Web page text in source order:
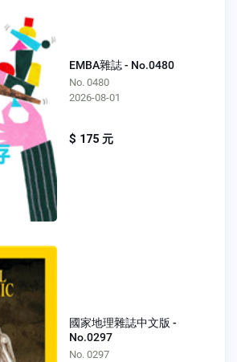
EMBA雜誌 - No.0480
No. 0480
2026-08-01
$ 175 元
國家地理雜誌中文版 -
No.0297
No. 0297